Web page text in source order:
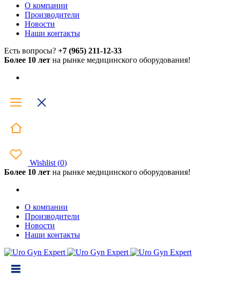
О компании
Производители
Новости
Наши контакты
Есть вопросы? +7 (965) 211-12-33
Более 10 лет на рынке медицинского оборудования!
Wishlist (0)
Более 10 лет на рынке медицинского оборудования!
О компании
Производители
Новости
Наши контакты